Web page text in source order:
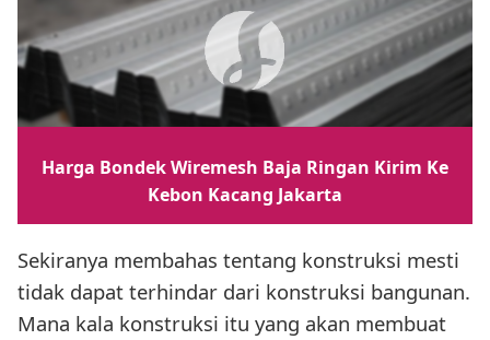
Harga Bondek Wiremesh Baja Ringan Kirim Ke
Kebon Kacang Jakarta
Sekiranya membahas tentang konstruksi mesti
tidak dapat terhindar dari konstruksi bangunan.
Mana kala konstruksi itu yang akan membuat